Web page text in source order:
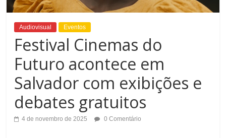
Audiovisual Eventos
Festival Cinemas do
Futuro acontece em
Salvador com exibições e
debates gratuitos
4 de novembro de 2025 0 Comentário